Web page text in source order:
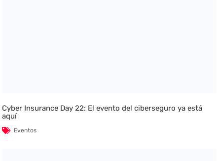
Cyber Insurance Day 22: El evento del ciberseguro ya está
aquí
Eventos